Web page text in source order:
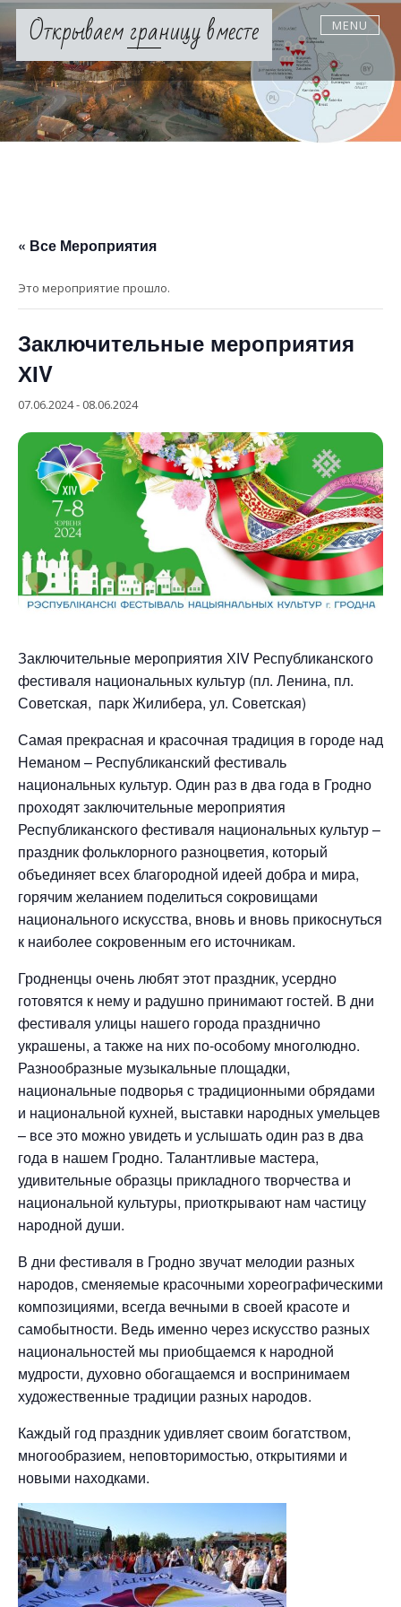
Skip
contentОткрываем границу вместе MENU
« Все Мероприятия
Это мероприятие прошло.
Заключительные мероприятия
ХІV
07.06.2024- 08.06.2024
Заключительные мероприятия ХІV Республиканского
фестиваля национальных культур (пл. Ленина, пл.
Советская, парк Жилибера, ул. Советская)
Самая прекрасная и красочная традиция в городе над
Неманом – Республиканский фестиваль
национальных культур. Один раз в два года в Гродно
проходят заключительные мероприятия
Республиканского фестиваля национальных культур –
праздник фольклорного разноцветия, который
объединяет всех благородной идеей добра и мира,
горячим желанием поделиться сокровищами
национального искусства, вновь и вновь прикоснуться
к наиболее сокровенным его источникам.
Гродненцы очень любят этот праздник, усердно
готовятся к нему и радушно принимают гостей. В дни
фестиваля улицы нашего города празднично
украшены, а также на них по-особому многолюдно.
Разнообразные музыкальные площадки,
национальные подворья с традиционными обрядами
и национальной кухней, выставки народных умельцев
– все это можно увидеть и услышать один раз в два
года в нашем Гродно. Талантливые мастера,
удивительные образцы прикладного творчества и
национальной культуры, приоткрывают нам частицу
народной души.
В дни фестиваля в Гродно звучат мелодии разных
народов, сменяемые красочными хореографическими
композициями, всегда вечными в своей красоте и
самобытности. Ведь именно через искусство разных
национальностей мы приобщаемся к народной
мудрости, духовно обогащаемся и воспринимаем
художественные традиции разных народов.
Каждый год праздник удивляет своим богатством,
многообразием, неповторимостью, открытиями и
новыми находками.